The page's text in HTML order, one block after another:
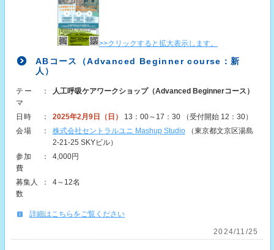
>>クリックすると拡大表示します。
ABコース（Advanced Beginner course：新
人）
テー
マ
： 人工呼吸ケアワークショップ（Advanced Beginnerコース）
日時 ： 2025年2月9日（日）
13：00～17：30 （受付開始 12：30）
会場
： 株式会社セントラルユニ Mashup Studio（東京都文京区湯島
2-21-25 SKYビル）
参加
費
： 4,000円
募集人
数
： 4～12名
詳細はこちらをご覧ください
2024/11/25